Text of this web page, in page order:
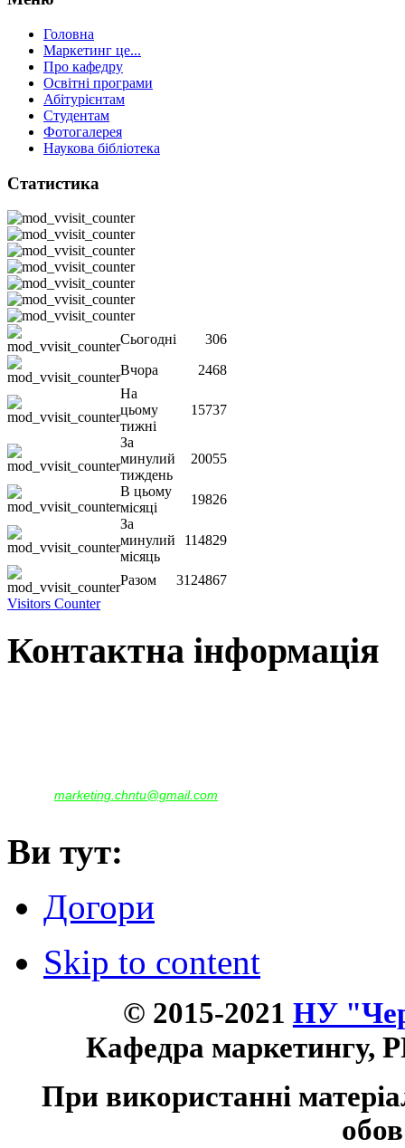
Головна
Маркетинг це...
Про кафедру
Освітні програми
Абітурієнтам
Студентам
Фотогалерея
Наукова бібліотека
Статистика
Сьогодні
306
Вчора
2468
На
цьому
тижні
15737
За
минулий
тиждень
20055
В цьому
місяці
19826
За
минулий
місяць
114829
Разом
3124867
Visitors Counter
Контактна інформація
marketing.chntu@gmail.com
Ви тут:
Догори
Skip to content
© 2015-2021 НУ
Кафедра маркетингу,
При використанні